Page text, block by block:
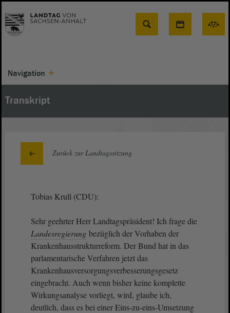
Suche
Navigation
Transkript
Zurück zur Landtagssitzung
Tobias Krull (CDU):
Sehr geehrter Herr Landtagspräsident! Ich frage die
Landesregierung bezüglich der Vorhaben der
Krankenhausstrukturreform. Der Bund hat in das
parlamentarische Verfahren jetzt das
Krankenhausversorgungsverbesserungsgesetz
eingebracht. Auch wenn bisher keine komplette
Wirkungsanalyse vorliegt, wird, glaube ich,
deutlich, dass es bei einer Eins-zu-eins-Umsetzung